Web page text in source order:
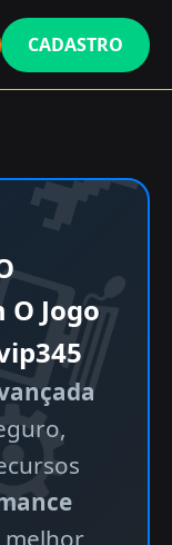
CADASTRO
Jogo
melhor